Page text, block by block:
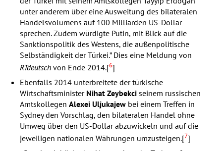
unter anderem über eine Ausweitung des bilateralen
Handelsvolumens auf 100 Milliarden US-Dollar
sprechen. Zudem würdigte Putin, mit Blick auf die
Sanktionspolitik des Westens, die außenpolitische
Selbständigkeit der Türkei.” Dies eine Meldung von
RTdeutschvon Ende 2014.[6]
Ebenfalls 2014 unterbreitete der türkische
Wirtschaftsminister Nihat Zeybekciseinem russischen
Amtskollegen Alexei Uljukajewbei einem Treffen in
Sydney den Vorschlag, den bilateralen Handel ohne
Umweg über den US-Dollar abzuwickeln und auf die
jeweiligen nationalen Währungen umzusteigen.[7]